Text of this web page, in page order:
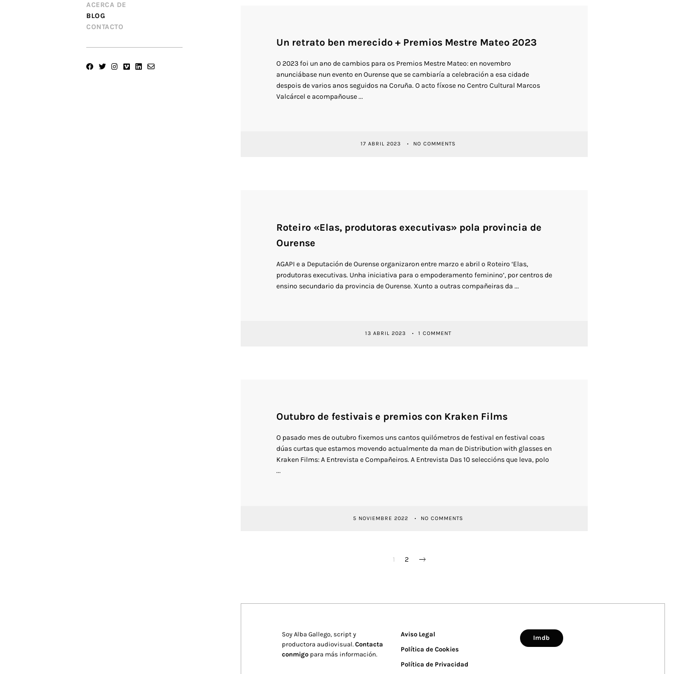
ACERCA DE
BLOG
CONTACTO
Un retrato ben merecido + Premios Mestre Mateo 2023
O 2023 foi un ano de cambios para os Premios Mestre Mateo: en novembro
anunciábase nun evento en Ourense que se cambiaría a celebración a esa cidade
despois de varios anos seguidos na Coruña. O acto fíxose no Centro Cultural Marcos
Valcárcel e acompañouse ...
17 ABRIL 2023 NO COMMENTS
Roteiro «Elas, produtoras executivas» pola provincia de
Ourense
AGAPI e a Deputación de Ourense organizaron entre marzo e abril o Roteiro ‘Elas,
produtoras executivas. Unha iniciativa para o empoderamento feminino’, por centros de
ensino secundario da provincia de Ourense. Xunto a outras compañeiras da ...
13 ABRIL 2023 1 COMMENT
Outubro de festivais e premios con Kraken Films
O pasado mes de outubro fixemos uns cantos quilómetros de festival en festival coas
dúas curtas que estamos movendo actualmente da man de Distribution with glasses en
Kraken Films: A Entrevista e Compañeiros. A Entrevista Das 10 seleccións que leva, polo
...
5 NOVIEMBRE 2022 NO COMMENTS
1 2
Soy Alba Gallego, script y
productora audiovisual.Contacta
conmigo para más información.
Aviso Legal
Política de Cookies
Política de Privacidad
Imdb